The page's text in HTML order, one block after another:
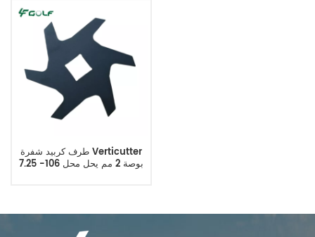
طرف كربيد شفرة Verticutter
7.25 بوصة 2 مم يحل محل 106-